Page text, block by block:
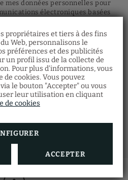
propriétaires et tiers à des fins
Web, personnalisons le
préférences et des publicités
un profil issu de la collecte de
Pour plus d'informations, vous
cookies. Vous pouvez
le bouton "Accepter" ou vous
leur utilisation en cliquant
de cookies
ACCEPTER
mes données personnelles pour
électroniques basées
de données et les garanties
voir la politique de
de restaurant en
le formulaire.
MAINTENANT
Cadeau
bons cadeaux et offrez à vos
multitude d'expériences à
Vila Arenys.